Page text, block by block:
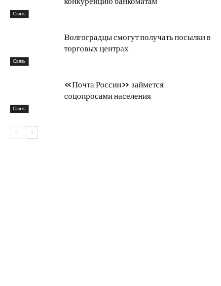
Связь
Связь
Волгоградцы смогут получать посылки в
торговых центрах
Связь
«Почта России» займется
соцопросами населения